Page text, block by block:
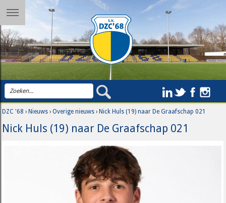
DZC '68 ›Nieuws ›Overige nieuws ›Nick Huls (19) naar De Graafschap 021
Nick Huls (19) naar De Graafschap 021